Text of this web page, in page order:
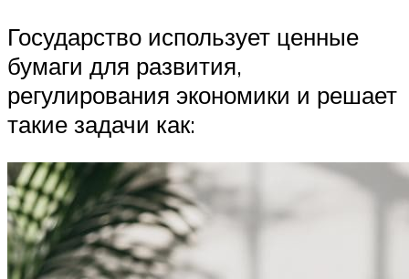
Государство использует ценные
бумаги для развития,
регулирования экономики и решает
такие задачи как: